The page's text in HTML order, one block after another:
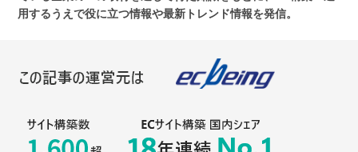
用するうえで役に立つ情報や最新トレンド情報を発信。